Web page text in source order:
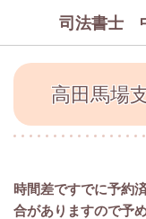
司法書士
高田馬場
時間差ですでに予約
合がありますので予